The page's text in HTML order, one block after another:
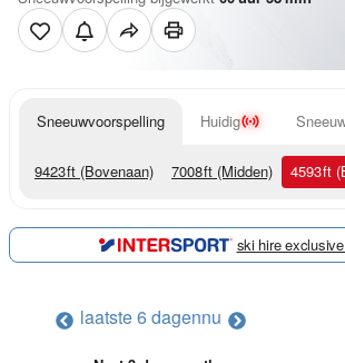
Sneeuwvoorspelling Huidig
9423ft (Bovenaan) 7008ft (Midden) 4593ft
ski hire
laatste 6 dagennu